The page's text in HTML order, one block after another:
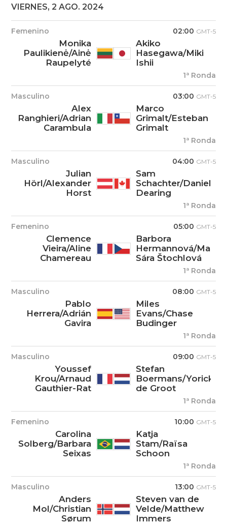
VIERNES, 2 AGO. 2024
Femenino 02:00 GMT-5
Monika
Paulikienė/Ainė
Raupelyté
Akiko
Hasegawa/Miki
Ishii
1ª Ronda
Masculino 03:00 GMT-5
Alex
Ranghieri/Adrian
Carambula
Marco
Grimalt/Esteban
Grimalt
1ª Ronda
Masculino 04:00 GMT-5
Julian
Hörl/Alexander
Horst
Sam
Schachter/Daniel
Dearing
1ª Ronda
Femenino 05:00 GMT-5
Clemence
Vieira/Aline
Chamereau
Barbora
Hermannová/Marie-
Sára Štochlová
1ª Ronda
Masculino 08:00 GMT-5
Pablo
Herrera/Adrián
Gavira
Miles
Evans/Chase
Budinger
1ª Ronda
Masculino 09:00 GMT-5
Youssef
Krou/Arnaud
Gauthier-Rat
Stefan
Boermans/Yorick
de Groot
1ª Ronda
Femenino 10:00 GMT-5
Carolina
Solberg/Barbara
Seixas
Katja
Stam/Raïsa
Schoon
1ª Ronda
Masculino 13:00 GMT-5
Anders
Mol/Christian
Sørum
Steven van de
Velde/Matthew
Immers